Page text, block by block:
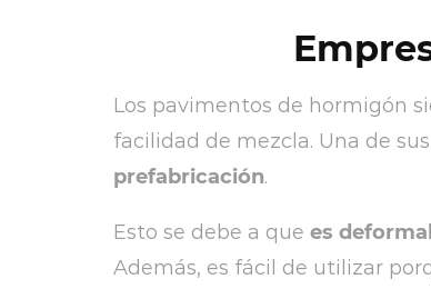
Los pavimentos de hormigón
facilidad de mezcla. Una de
prefabricación.
Esto se debe a que es
Además, es fácil de utilizar